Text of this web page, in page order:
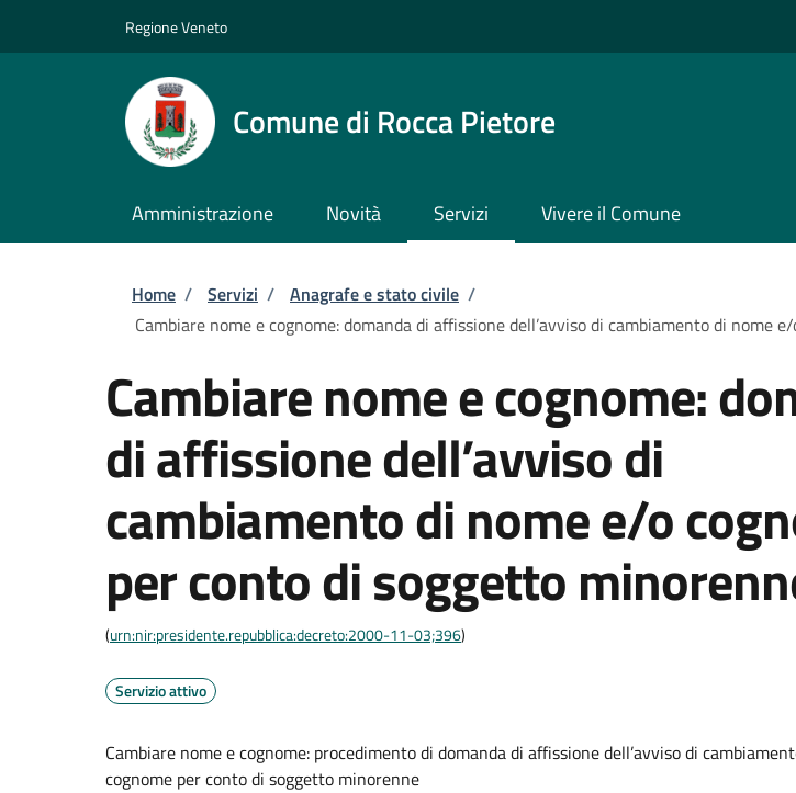
Regione Veneto
Comune di Rocca Pietore
Amministrazione Novità Servizi Vivere il Comune
Briciole di pane
Home / Servizi / Anagrafe e stato civile /
Cambiare nome e cognome: domanda di affissione dell’avviso di cambiamento di nome
Cambiare nome e cognome:
di affissione dell’avviso di
cambiamento di nome e/o
per conto di soggetto
(urn:nir:presidente.repubblica:decreto:2000-11-03;396)
Servizio attivo
Cambiare nome e cognome: procedimento di domanda di affissione dell’avviso di
cognome per conto di soggetto minorenne